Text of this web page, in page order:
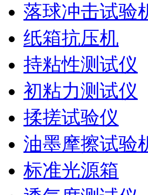
落球冲击试验
纸箱抗压机
持粘性测试仪
初粘力测试仪
揉搓试验仪
油墨摩擦试验
标准光源箱